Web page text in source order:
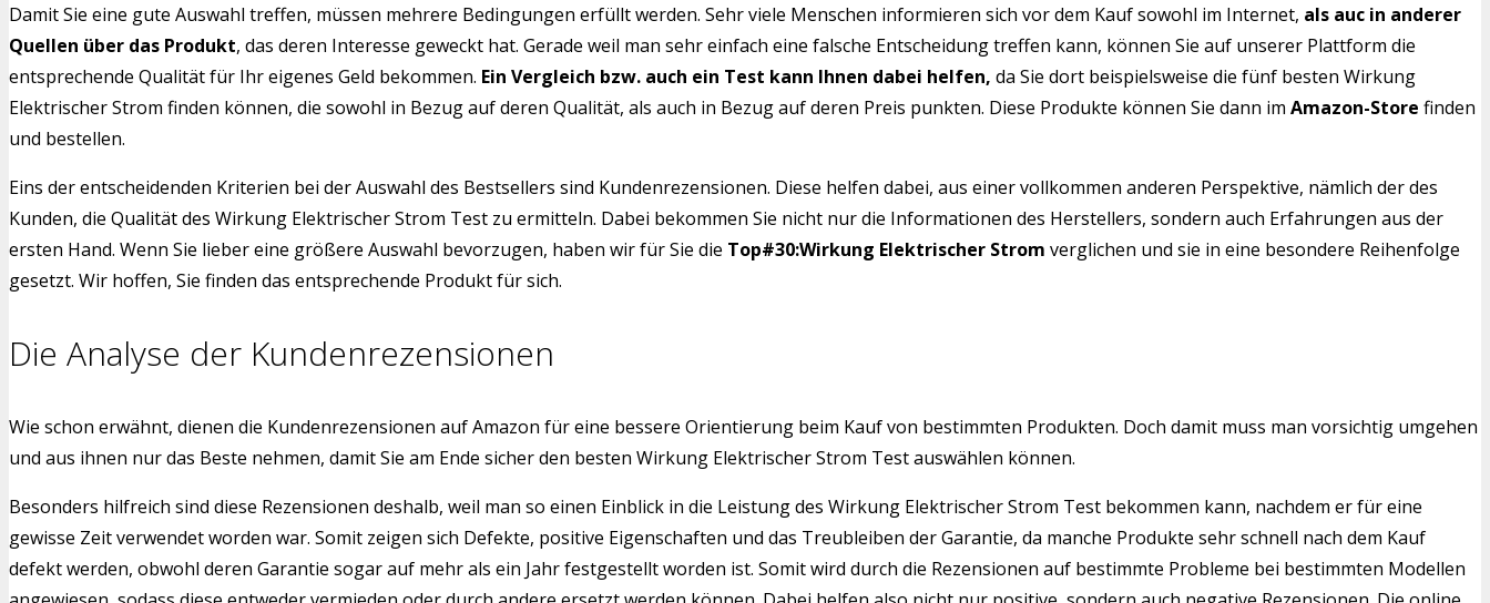
Damit Sie eine gute Auswahl treffen, müssen mehrere Bedingungen erfüllt werden. Sehr viele Menschen informieren sich vor dem Kauf sowohl im Internet, als auc in anderer
Quellen über das Produkt, das deren Interesse geweckt hat. Gerade weil man sehr einfach eine falsche Entscheidung treffen kann, können Sie auf unserer Plattform die
entsprechende Qualität für Ihr eigenes Geld bekommen. Ein Vergleich bzw. auch ein Test kann Ihnen dabei helfen, da Sie dort beispielsweise die fünf besten Wirkung
Elektrischer Strom finden können, die sowohl in Bezug auf deren Qualität, als auch in Bezug auf deren Preis punkten. Diese Produkte können Sie dann im Amazon-Store finden
und bestellen.
Eins der entscheidenden Kriterien bei der Auswahl des Bestsellers sind Kundenrezensionen. Diese helfen dabei, aus einer vollkommen anderen Perspektive, nämlich der des
Kunden, die Qualität des Wirkung Elektrischer Strom Test zu ermitteln. Dabei bekommen Sie nicht nur die Informationen des Herstellers, sondern auch Erfahrungen aus der
ersten Hand. Wenn Sie lieber eine größere Auswahl bevorzugen, haben wir für Sie die Top#30:Wirkung Elektrischer Strom verglichen und sie in eine besondere Reihenfolge
gesetzt. Wir hoffen, Sie finden das entsprechende Produkt für sich.
Die Analyse der Kundenrezensionen
Wie schon erwähnt, dienen die Kundenrezensionen auf Amazon für eine bessere Orientierung beim Kauf von bestimmten Produkten. Doch damit muss man vorsichtig umgehen
und aus ihnen nur das Beste nehmen, damit Sie am Ende sicher den besten Wirkung Elektrischer Strom Test auswählen können.
Besonders hilfreich sind diese Rezensionen deshalb, weil man so einen Einblick in die Leistung des Wirkung Elektrischer Strom Test bekommen kann, nachdem er für eine
gewisse Zeit verwendet worden war. Somit zeigen sich Defekte, positive Eigenschaften und das Treubleiben der Garantie, da manche Produkte sehr schnell nach dem Kauf
defekt werden, obwohl deren Garantie sogar auf mehr als ein Jahr festgestellt worden ist. Somit wird durch die Rezensionen auf bestimmte Probleme bei bestimmten Modellen